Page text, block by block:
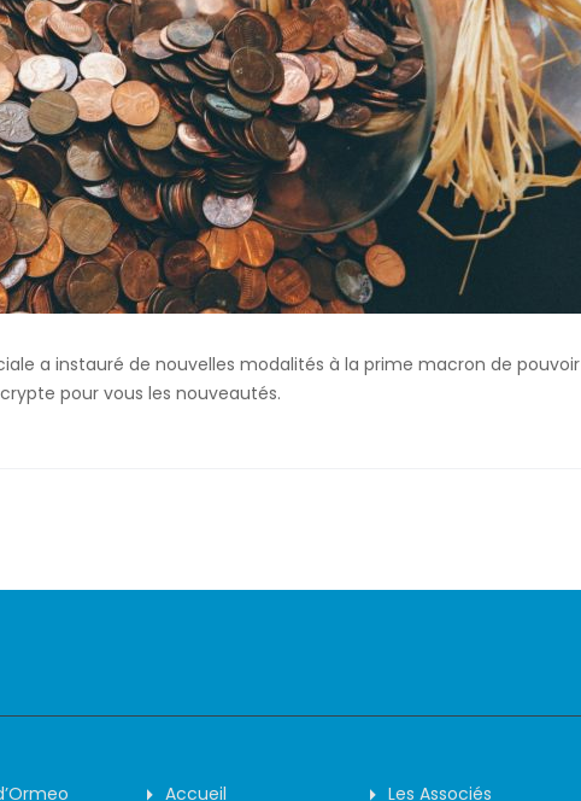
a instauré de nouvelles modalités à la prime macron de pouvoir
pour vous les nouveautés.
Accueil Les Associés